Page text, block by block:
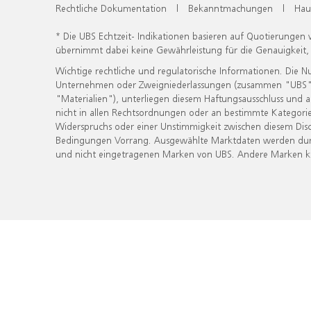
Rechtliche Dokumentation | Bekanntmachungen |
* Die UBS Echtzeit- Indikationen basieren auf
übernimmt dabei keine Gewährleistung für die
Wichtige rechtliche und regulatorische Informationen. Die
Unternehmen oder Zweigniederlassungen (zusammen
"Materialien"), unterliegen diesem Haftungsausschluss
nicht in allen Rechtsordnungen oder an bestimmte
Widerspruchs oder einer Unstimmigkeit zwischen diesem
Bedingungen Vorrang. Ausgewählte Marktdaten werden
und nicht eingetragenen Marken von UBS. Andere Marken